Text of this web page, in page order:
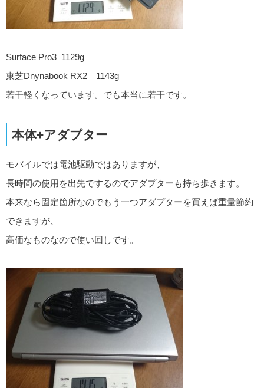
Surface Pro3 1129g
東芝Dnynabook RX2 1143g
若干軽くなっています。でも本当に若干です。
本体+アダプター
モバイルでは電池駆動ではありますが、
長時間の使用を出先でするのでアダプターも持ち歩きます。
本来なら固定箇所なのでもう一つアダプターを買えば重量節約
できますが、
高価なものなので使い回しです。